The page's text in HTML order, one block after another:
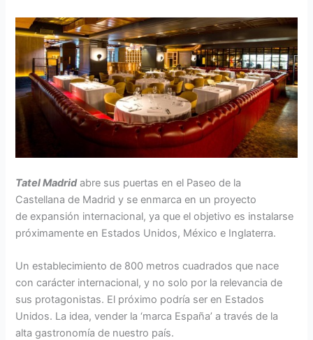
Tatel Madridabre sus puertas en el Paseo de la
Castellana de Madrid y se enmarca en un proyecto
de expansión internacional, ya que el objetivo es instalarse
próximamente en Estados Unidos, México e Inglaterra.
Un establecimiento de 800 metros cuadrados que nace
con carácter internacional, y no solo por la relevancia de
sus protagonistas. El próximo podría ser en Estados
Unidos. La idea, vender la ‘marca España’ a través de la
alta gastronomía de nuestro país.